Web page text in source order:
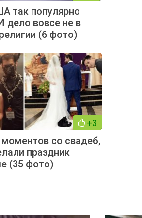
так популярно
дело вовсе не в
(6 фото)
+3
со свадеб,
праздник
(35 фото)